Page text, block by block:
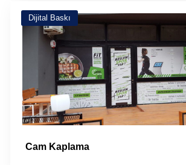
Dijital Baskı
Cam Kaplama